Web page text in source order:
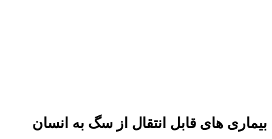
بیماری‌ های قابل انتقال از سگ به انسان